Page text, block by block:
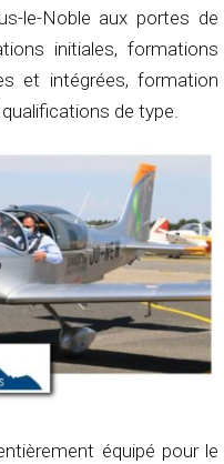
le-Noble aux portes de
initiales, formations
et intégrées, formation
de type.
équipé pour le